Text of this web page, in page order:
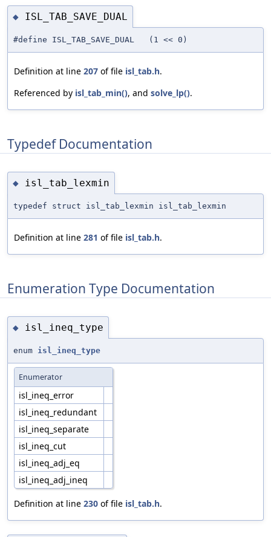
◆ ISL_TAB_SAVE_DUAL
#define ISL_TAB_SAVE_DUAL (1 << 0)
Definition at line 207 of file isl_tab.h.
Referenced by isl_tab_min(), and solve_lp().
Typedef Documentation
◆ isl_tab_lexmin
typedef struct isl_tab_lexmin isl_tab_lexmin
Definition at line 281 of file isl_tab.h.
Enumeration Type Documentation
◆ isl_ineq_type
enum isl_ineq_type
Enumerator
isl_ineq_error
isl_ineq_redundant
isl_ineq_separate
isl_ineq_cut
isl_ineq_adj_eq
isl_ineq_adj_ineq
Definition at line 230 of file isl_tab.h.